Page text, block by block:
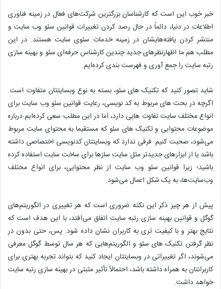
خبر خوب این است که کارشناسان بزرگترین شرکت‌های فعال در زمینه فناوری
اطلاعات در دنیا، دائماً در حال رصد کردن تغییرات قوانین سئو وب سایت و
منتشر کردن یافته‌هایشان در زمینه خدمات سئوی سایت هستند. در این
مطلب هم ما اظهارنظرهای جدید چندین کارشناس حرفه‌ای سئو و بهینه سازی
رتبه سایت را جمع آوری و فهرست بندی کرده‌ایم.
شاید تصور کنید که تکنیک های سئو، بسته به نوع وبسایتتان متفاوت است.
اگرچه در بحث های مربوط به کد نویسی، رعایت قوانین سئو وب سایت برای
انواع مختلف سایت تفاوت هایی دارد، اما در این مطلب سعی کرده‌ایم درباره
موضوعات محتوایی و تکنیک های سئو که مستقیما به محتوای سایت مربوط
می‌شود، صحبت کنیم. فرقی ندارد که وبسایتتان کدنویسی اختصاصی داشته
باشد یا از ابزارهای جدیدتر مثل سایت سازها برای ساخت سایت استفاده کرده
باشید؛ زیرا قوانین سئو وب سایت از نظر محتوایی، برای انواع مختلف
وب‌سایت‌ها، به یک شکل اعمال می‌شود.
پیش از هر چیز ذکر این نکته ضروری است که هر تغییری در الگوریتم‌های
گوگل و قوانین بهینه سازی رتبه سایت اتفاق می‌افتد، با این هدف است که
نتایج بهتر و با کیفیت تری به کاربران نشان داده شود. پس، حتی بدون در
نظر گرفتن تکنیک های سئو و الگوریتم‌هایی که هر سال توسط گوگل معرفی
می‌شوند، اگر تغییراتی در وبسایتتان ایجاد کنید که بتواند تجربه بهتری برای
کاربرانتان به همراه داشته باشد، احتمالاً تأثیر مثبتی در بهینه سازی رتبه سایت
خواهد داشت.